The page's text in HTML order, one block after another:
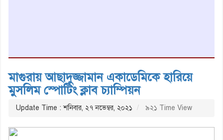
মাগুরায় আছাদুজ্জামান একাডেমিকে হারিয়ে
মুসলিম স্পোটিং ক্লাব চ্যাম্পিয়ন
Update Time : শনিবার, ২৭ নভেম্বর, ২০২১ ৯২১ Time View